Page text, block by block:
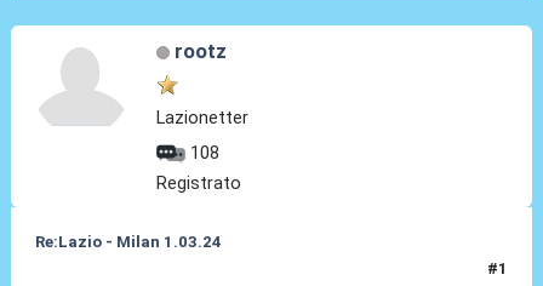
rootz
Lazionetter
108
Registrato
Re:Lazio - Milan 1.03.24
#1